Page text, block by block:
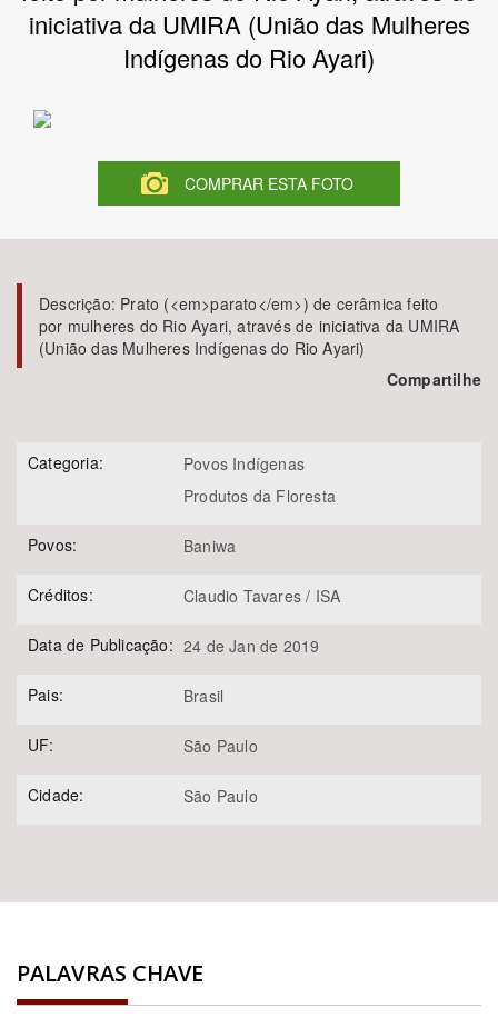
Tema
Área Protegida
iniciativa da UMIRA (União das Mulheres
Indígenas do Rio Ayari)
COMPRAR ESTA FOTO
Descrição: Prato (<em>parato</em>) de cerâmica feito
por mulheres do Rio Ayari, através de iniciativa da UMIRA
(União das Mulheres Indígenas do Rio Ayari)
Compartilhe
Categoria:
Povos Indígenas
Produtos da Floresta
Povos: Baniwa
Créditos: Claudio Tavares / ISA
Data de Publicação: 24 de Jan de 2019
Pais: Brasil
UF: São Paulo
Cidade: São Paulo
PALAVRAS CHAVE